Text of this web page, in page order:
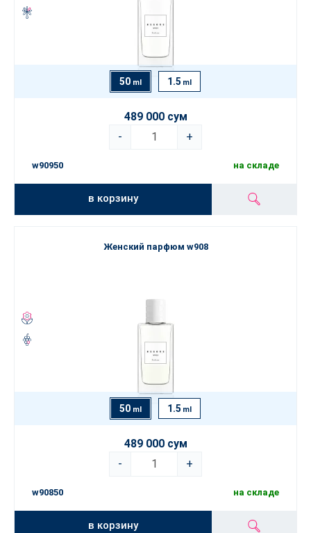
50 ml 1.5 ml
489 000 сум
-
+
w90950 на складе
в корзину
Женский парфюм w908
50 ml 1.5 ml
489 000 сум
-
+
w90850 на складе
в корзину